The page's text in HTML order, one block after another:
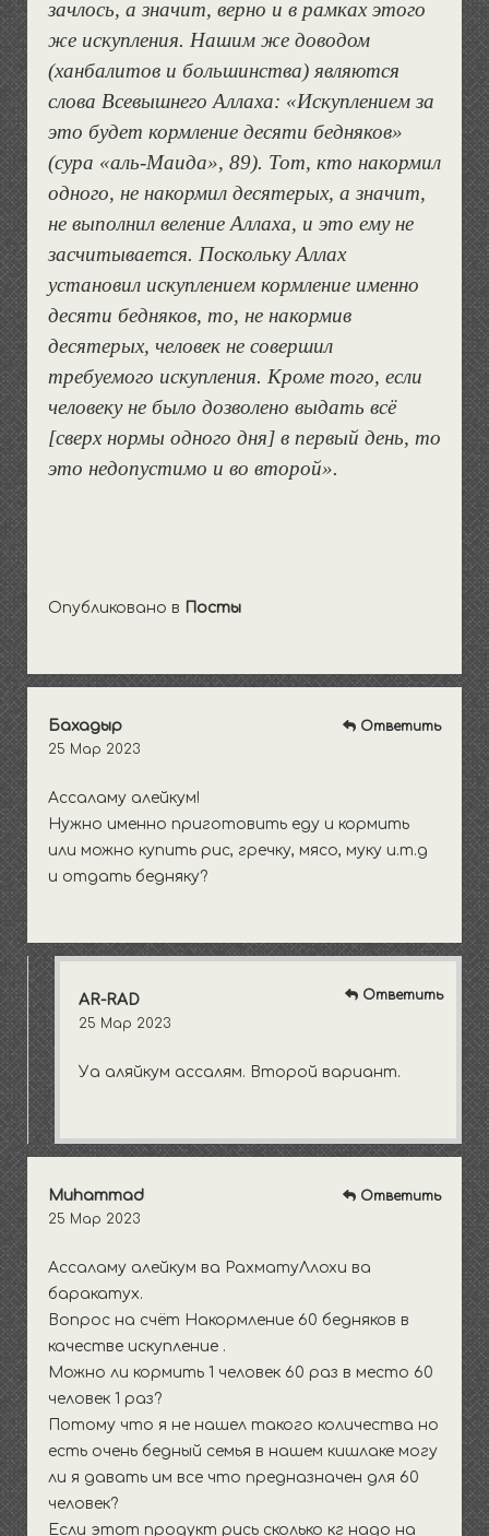
зачлось, а значит, верно и в рамках этого
же искупления. Нашим же доводом
(ханбалитов и большинства) являются
слова Всевышнего Аллаха: «Искуплением за
это будет кормление десяти бедняков»
(сура «аль-Маида», 89). Тот, кто накормил
одного, не накормил десятерых, а значит,
не выполнил веление Аллаха, и это ему не
засчитывается. Поскольку Аллах
установил искуплением кормление именно
десяти бедняков, то, не накормив
десятерых, человек не совершил
требуемого искупления. Кроме того, если
человеку не было дозволено выдать всё
[сверх нормы одного дня] в первый день, то
это недопустимо и во второй».
Опубликовано в Посты
Бахадыр
25 Мар 2023
Ассаламу алейкум!
Нужно именно приготовить еду и кормить
или можно купить рис, гречку, мясо, муку и.т.д
и отдать бедняку?
Ответить
AR-RAD
25 Мар 2023
Уа аляйкум ассалям. Второй вариант.
Ответить
Muhammad
25 Мар 2023
Ассаламу алейкум ва РахматуЛлохи ва
баракатух.
Вопрос на счёт Накормление 60 бедняков в
качестве искупление .
Можно ли кормить 1 человек 60 раз в место 60
человек 1 раз?
Потому что я не нашел такого количества но
есть очень бедный семья в нашем кишлаке могу
ли я давать им все что предназначен для 60
человек?
Если этот продукт рись сколько кг надо на
Ответить